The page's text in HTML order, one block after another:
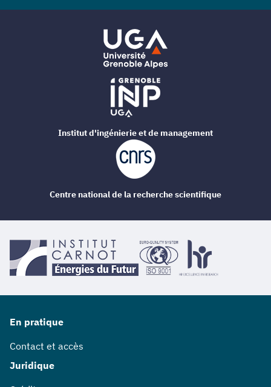
En pratique
Contact et accès
Juridique
Institut d'ingénierie et de management
Centre national de la recherche scientifique